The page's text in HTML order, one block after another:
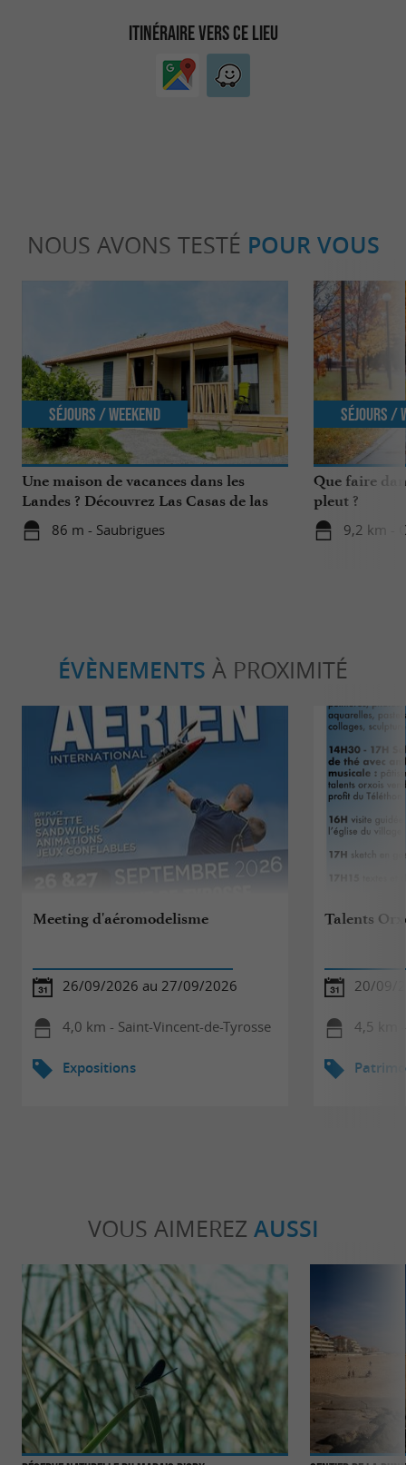
ITINÉRAIRE VERS CE LIEU
NOUS AVONS TESTÉ POUR VOUS
Une maison de vacances dans les
Landes ? Découvrez Las Casas de las
Lanas à Saubrigues !
86 m - Saubrigues
Séjours / Weekend
Que faire
pleut ?
9,2 km -
Séjours /
ÉVÈNEMENTS À PROXIMITÉ
Meeting d'aéromodelisme
26/09/2026 au 27/09/2026
4,0 km - Saint-Vincent-de-Tyrosse
Expositions
Talents
20/09/
4,5 km
VOUS AIMEREZ AUSSI